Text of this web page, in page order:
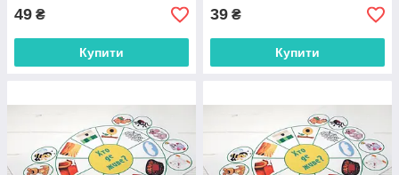
49 ₴
Купити
39 ₴
Купити